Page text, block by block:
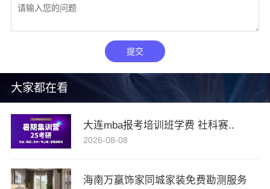
大家都在看
大连mba报考培训班学费 社科赛..
2026-08-08
海南万赢饰家同城家装免费勘测服务
提交